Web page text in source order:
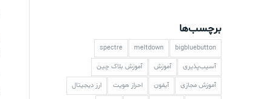
برچسب‌ها
bigbluebutton
meltdown
spectre
آسیب‌پذیری آموزش آموزش بلاک چین
آموزش مجازی آیفون احراز هویت ارز دیجیتال